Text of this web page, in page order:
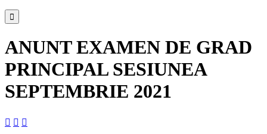

ANUNT EXAMEN DE GRAD
PRINCIPAL SESIUNEA
SEPTEMBRIE 2021
  